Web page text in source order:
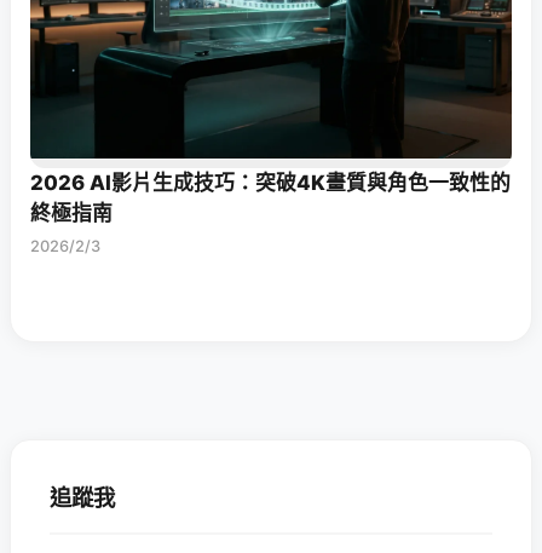
2026 AI影片生成技巧：突破4K畫質與角色一致性的
終極指南
2026/2/3
追蹤我